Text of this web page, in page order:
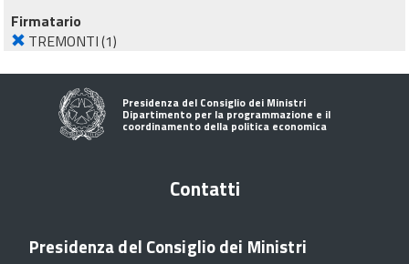
Firmatario
TREMONTI(1)
Presidenza del Consiglio dei Ministri
Dipartimento per la programmazione e il
coordinamento della politica economica
Contatti
Presidenza del Consiglio dei Ministri